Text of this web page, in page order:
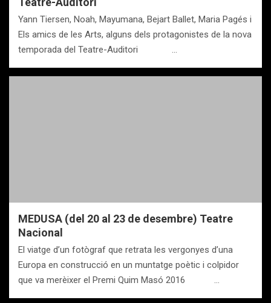
Yann Tiersen, Noah, Mayumana, Bejart Ballet, Maria Pagés i
Els amics de les Arts, alguns dels protagonistes de la nova
temporada del Teatre-Auditori …
MEDUSA (del 20 al 23 de desembre) Teatre
Nacional
El viatge d’un fotògraf que retrata les vergonyes d’una
Europa en construcció en un muntatge poètic i colpidor
que va merèixer el Premi Quim Masó 2016 …